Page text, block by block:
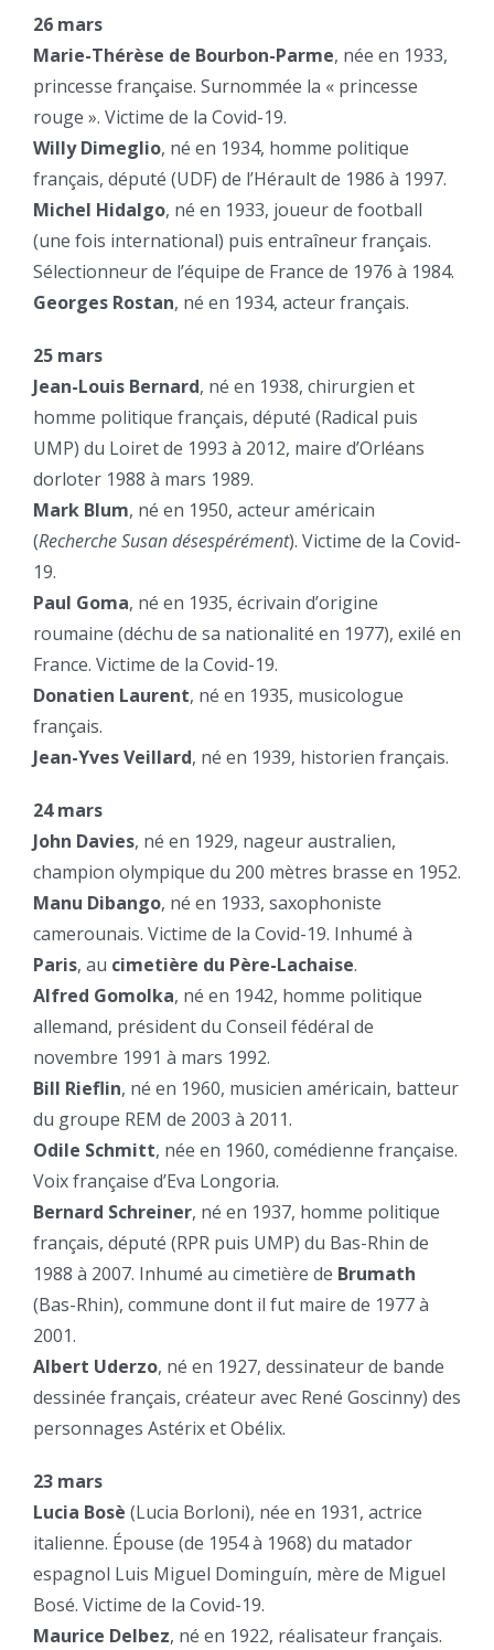
26 mars
Marie-Thérèse de Bourbon-Parme, née en 1933,
princesse française. Surnommée la « princesse
rouge ». Victime de la Covid-19.
Willy Dimeglio, né en 1934, homme politique
français, député (UDF) de l’Hérault de 1986 à 1997.
Michel Hidalgo, né en 1933, joueur de football
(une fois international) puis entraîneur français.
Sélectionneur de l’équipe de France de 1976 à 1984.
Georges Rostan, né en 1934, acteur français.
25 mars
Jean-Louis Bernard, né en 1938, chirurgien et
homme politique français, député (Radical puis
UMP) du Loiret de 1993 à 2012, maire d’Orléans
dorloter 1988 à mars 1989.
Mark Blum, né en 1950, acteur américain
(Recherche Susan désespérément). Victime de la Covid-
19.
Paul Goma, né en 1935, écrivain d’origine
roumaine (déchu de sa nationalité en 1977), exilé en
France. Victime de la Covid-19.
Donatien Laurent, né en 1935, musicologue
français.
Jean-Yves Veillard, né en 1939, historien français.
24 mars
John Davies, né en 1929, nageur australien,
champion olympique du 200 mètres brasse en 1952.
Manu Dibango, né en 1933, saxophoniste
camerounais. Victime de la Covid-19. Inhumé à
Paris, au cimetière du Père-Lachaise.
Alfred Gomolka, né en 1942, homme politique
allemand, président du Conseil fédéral de
novembre 1991 à mars 1992.
Bill Rieflin, né en 1960, musicien américain, batteur
du groupe REM de 2003 à 2011.
Odile Schmitt, née en 1960, comédienne française.
Voix française d’Eva Longoria.
Bernard Schreiner, né en 1937, homme politique
français, député (RPR puis UMP) du Bas-Rhin de
1988 à 2007. Inhumé au cimetière de Brumath
(Bas-Rhin), commune dont il fut maire de 1977 à
2001.
Albert Uderzo, né en 1927, dessinateur de bande
dessinée français, créateur avec René Goscinny) des
personnages Astérix et Obélix.
23 mars
Lucia Bosè (Lucia Borloni), née en 1931, actrice
italienne. Épouse (de 1954 à 1968) du matador
espagnol Luis Miguel Dominguín, mère de Miguel
Bosé. Victime de la Covid-19.
Maurice Delbez, né en 1922, réalisateur français.